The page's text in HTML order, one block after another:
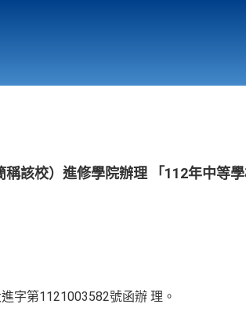
該校）進修學院辦理 「112年中等
字第1121003582號函辦 理。